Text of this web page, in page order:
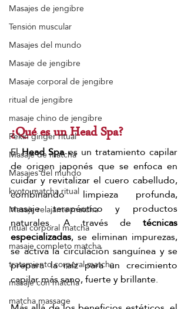
Masajes de jengibre
Tensión muscular
Masajes del mundo
Masaje de jengibre
Masaje corporal de jengibre
ritual de jengibre
masaje chino de jengibre
Pekín ginger ritual
Masaje de matcha
Masajes del mundo
kyoto matcha ritual
Masaje relajante matcha
ritual corporal matcha
masaje completo matcha
tratamiento corporal matcha
masaje con matcha
matcha massage
¿Qué es un Head Spa?
El Head Spa es un tratamiento capilar
de origen japonés que se enfoca en
cuidar y revitalizar el cuero cabelludo,
combinando limpieza profunda,
masaje terapéutico y productos
naturales. A través de técnicas
especializadas, se eliminan impurezas,
se activa la circulación sanguínea y se
prepara la raíz para un crecimiento
capilar más sano, fuerte y brillante.